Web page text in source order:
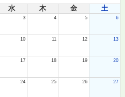
水 木 金 土
3 4 5 6
10 11 12 13
17 18 19 20
24 25 26 27